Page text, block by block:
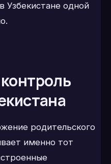
Узбекистане одной
родительского
именно тот